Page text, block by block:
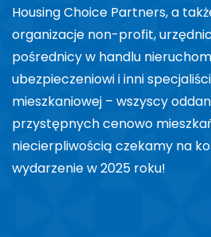
Housing Choice Partners, a
organizacje non-profit,
pośrednicy w handlu
ubezpieczeniowi i inni
mieszkaniowej – wszyscy
przystępnych cenowo
niecierpliwością czekamy na
wydarzenie w 2025 roku!